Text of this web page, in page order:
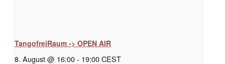
TangofreiRaum -> OPEN AIR
8. August @ 16:00- 19:00CEST